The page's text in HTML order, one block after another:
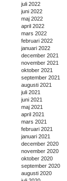
juli 2022
juni 2022
maj 2022
april 2022
mars 2022
februari 2022
januari 2022
december 2021
november 2021
oktober 2021
september 2021
augusti 2021
juli 2021
juni 2021
maj 2021
april 2021
mars 2021
februari 2021
januari 2021
december 2020
november 2020
oktober 2020
september 2020
augusti 2020